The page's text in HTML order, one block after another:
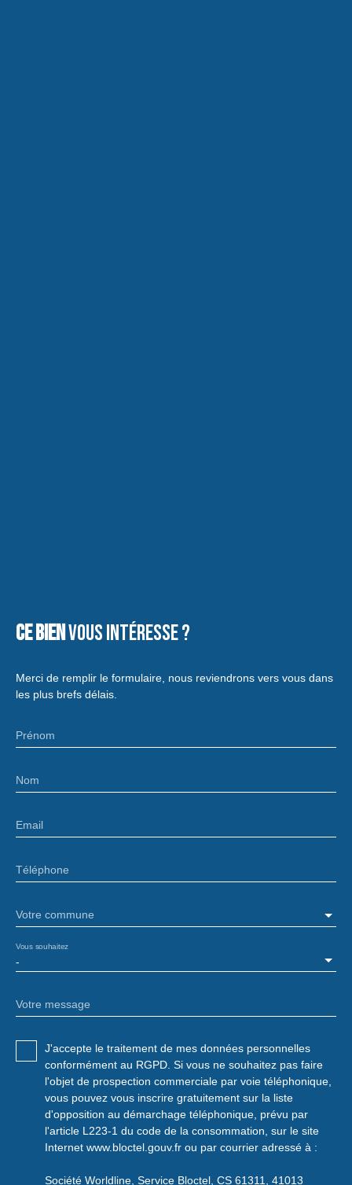
Ce bienvous intéresse ?
Merci de remplir le formulaire, nous reviendrons vers vous dans
les plus brefs délais.
Prénom
Nom
Email
Téléphone
Votre commune
-
Vous souhaitez
Votre message
J'accepte le traitement de mes données personnelles
conformément au RGPD. Si vous ne souhaitez pas faire
l'objet de prospection commerciale par voie téléphonique,
vous pouvez vous inscrire gratuitement sur la liste
d'opposition au démarchage téléphonique, prévu par
l'article L223-1 du code de la consommation, sur le site
Internet www.bloctel.gouv.fr ou par courrier adressé à :
Société Worldline, Service Bloctel, CS 61311, 41013